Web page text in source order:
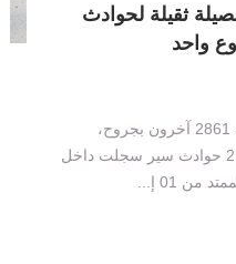
ثقيلة لحوادث
واحد
لقي 24 شخصا مصرعهم وأصيب 2861 آخرون بجروح،
إصابات 113 منهم بليغة، في 2.103 حوادث سير سجلت داخل
من 01 إ...